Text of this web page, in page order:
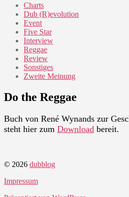
Charts
Dub (R)evolution
Event
Five Star
Interview
Reggae
Review
Sonstiges
Zweite Meinung
Do the Reggae
Buch von René Wynands zur
steht hier zum Download bereit.
© 2026 dubblog
Impressum